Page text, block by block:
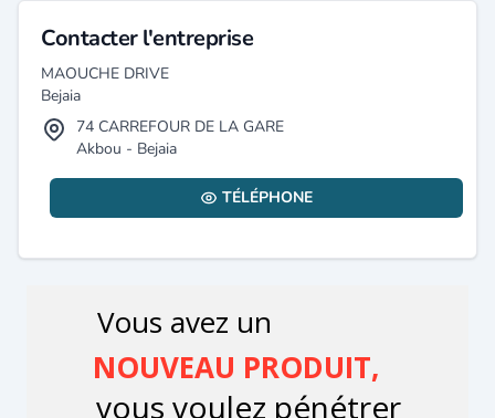
Contacter l'entreprise
MAOUCHE DRIVE
Bejaia
74 CARREFOUR DE LA GARE
Akbou - Bejaia
TÉLÉPHONE